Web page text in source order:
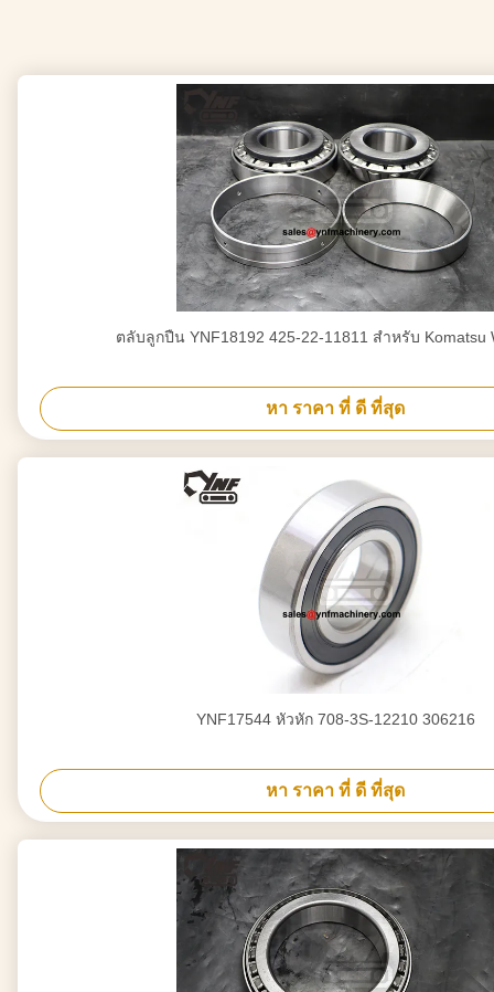
ตลับลูกปืน YNF18192 425-22-11811 สำหรับ Komatsu
หา ราคา ที่ ดี ที่สุด
YNF17544 หัวหัก 708-3S-12210 306216
หา ราคา ที่ ดี ที่สุด